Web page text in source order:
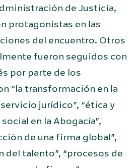
de Justicia,
protagonistas en las
del encuentro. Otros
fueron seguidos con
por parte de los
“la transformación en la
jurídico”, “ética y
en la Abogacía”,
de una firma global”,
del talento”, “procesos de